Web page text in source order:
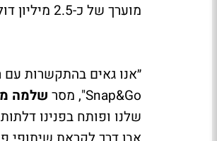
מוערך של כ-2.5 מיליון דולר.
Snap&Go", מסר
שלמה
שלנו ופותח בפנינו